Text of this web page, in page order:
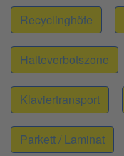
Recyclinghöfe
Halteverbotszone
Klaviertransport
Parkett / Laminat